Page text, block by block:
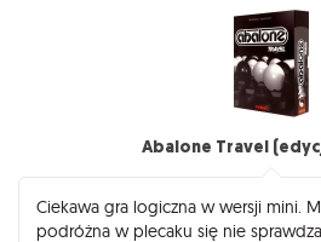
Abalone Travel
Ciekawa gra logiczna w wersji mini.
podróżna w plecaku się nie